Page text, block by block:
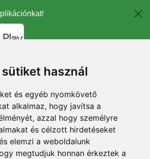
használ
és egyéb nyomkövető
alkalmaz, hogy javítsa a
azzal hogy személyre
és célzott hirdetéseket
elemzi a weboldalunk
megtudjuk honnan érkeztek a